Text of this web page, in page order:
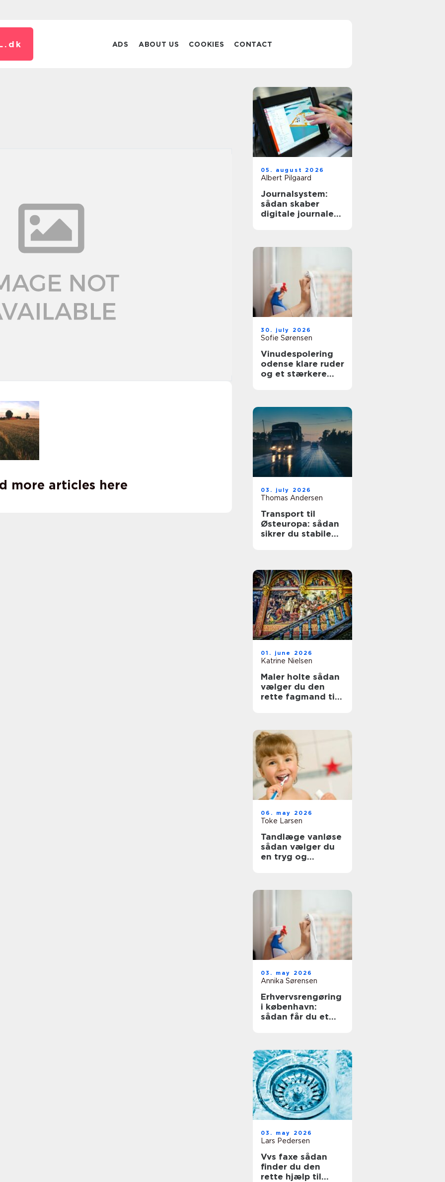
dk ADS ABOUT US COOKIES CONTACT
more articles here
05. august 2026
Albert Pilgaard
Journalsystem:
sådan skaber
digitale journaler
30. july 2026
Sofie Sørensen
Vinudespolering
odense klare ruder
og et stærkere
03. july 2026
Thomas Andersen
Transport til
Østeuropa: sådan
sikrer du stabile
01. june 2026
Katrine Nielsen
Maler holte sådan
vælger du den
rette fagmand til
06. may 2026
Toke Larsen
Tandlæge vanløse
sådan vælger du
en tryg og
03. may 2026
Annika Sørensen
Erhvervsrengøring
i københavn:
sådan får du et
03. may 2026
Lars Pedersen
Vvs faxe sådan
finder du den
rette hjælp til